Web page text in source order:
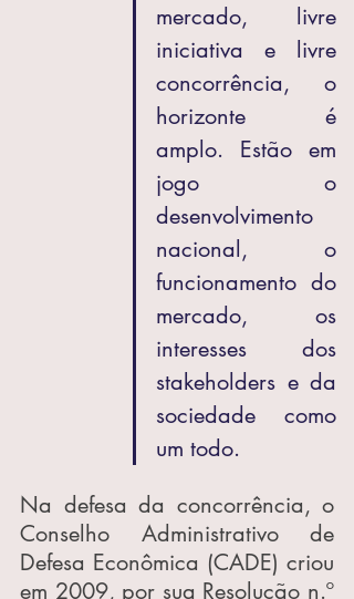
mercado, livre
iniciativa e livre
concorrência, o
horizonte é
amplo. Estão em
jogo o
desenvolvimento
nacional, o
funcionamento do
mercado, os
interesses dos
stakeholders e da
sociedade como
um todo.
Na defesa da concorrência, o
Conselho Administrativo de
Defesa Econômica (CADE) criou
em 2009, por sua Resolução n.º